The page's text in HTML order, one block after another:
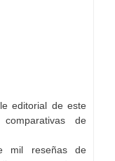
editorial de este
de
mil reseñas de